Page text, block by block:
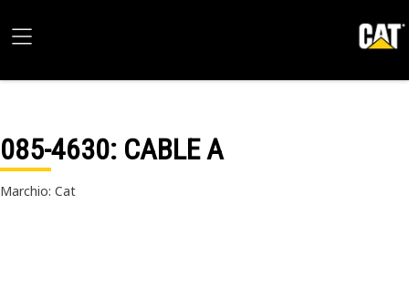
085-4630: CABLE A
Marchio: Cat